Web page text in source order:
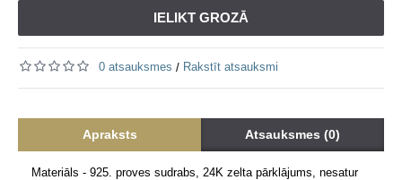
IELIKT GROZĀ
0 atsauksmes / Rakstīt atsauksmi
Apraksts Atsauksmes (0)
Materiāls - 925. proves sudrabs, 24K zelta pārklājums, nesatur